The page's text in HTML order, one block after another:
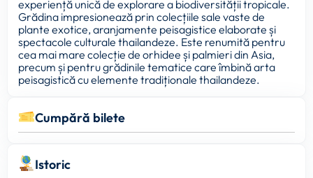
experiență unică de explorare a biodiversității tropicale.
Grădina impresionează prin colecțiile sale vaste de
plante exotice, aranjamente peisagistice elaborate și
spectacole culturale thailandeze. Este renumită pentru
cea mai mare colecție de orhidee și palmieri din Asia,
precum și pentru grădinile tematice care îmbină arta
peisagistică cu elemente tradiționale thailandeze.
Cumpără bilete
Istoric